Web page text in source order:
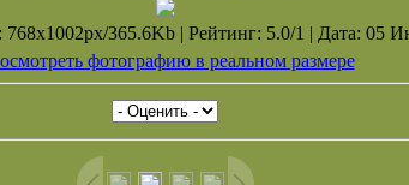
365.6Kb | Рейтинг: 5.0/1 | Дата: 05
фотографию в реальном размере